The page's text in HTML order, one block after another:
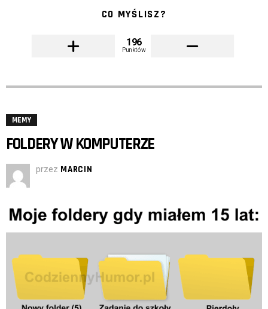
CO MYŚLISZ?
196
Punktów
MEMY
FOLDERY W KOMPUTERZE
przez MARCIN